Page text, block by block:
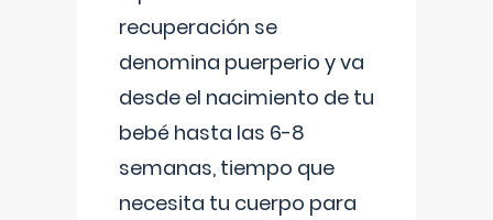
recuperación se
denomina puerperio y va
desde el nacimiento de tu
bebé hasta las 6-8
semanas, tiempo que
necesita tu cuerpo para